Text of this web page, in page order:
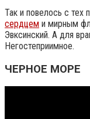
Так и повелось с тех
сердцем и мирным
Эвксинский. А для
Негостеприимное.
ЧЕРНОЕ МОРЕ